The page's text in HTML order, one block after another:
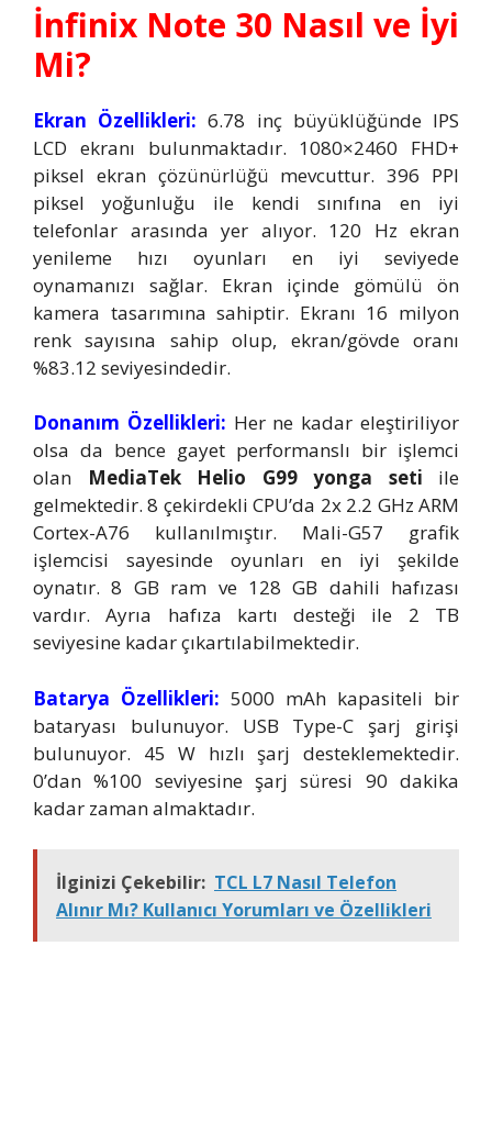
İnfinix Note 30 Nasıl ve İyi
Mi?
Ekran Özellikleri: 6.78 inç büyüklüğünde IPS
LCD ekranı bulunmaktadır. 1080×2460 FHD+
piksel ekran çözünürlüğü mevcuttur. 396 PPI
piksel yoğunluğu ile kendi sınıfına en iyi
telefonlar arasında yer alıyor. 120 Hz ekran
yenileme hızı oyunları en iyi seviyede
oynamanızı sağlar. Ekran içinde gömülü ön
kamera tasarımına sahiptir. Ekranı 16 milyon
renk sayısına sahip olup, ekran/gövde oranı
%83.12 seviyesindedir.
Donanım Özellikleri: Her ne kadar eleştiriliyor
olsa da bence gayet performanslı bir işlemci
olan
MediaTek Helio G99 yonga seti ile
gelmektedir. 8 çekirdekli CPU’da 2x 2.2 GHz ARM
Cortex-A76 kullanılmıştır. Mali-G57 grafik
işlemcisi sayesinde oyunları en iyi şekilde
oynatır. 8 GB ram ve 128 GB dahili hafızası
vardır. Ayrıa hafıza kartı desteği ile 2 TB
seviyesine kadar çıkartılabilmektedir.
Batarya Özellikleri: 5000 mAh kapasiteli bir
bataryası bulunuyor. USB Type-C şarj girişi
bulunuyor. 45 W hızlı şarj desteklemektedir.
0’dan %100 seviyesine şarj süresi 90 dakika
kadar zaman almaktadır.
İlginizi Çekebilir: TCL L7 Nasıl Telefon
Alınır Mı? Kullanıcı Yorumları ve Özellikleri